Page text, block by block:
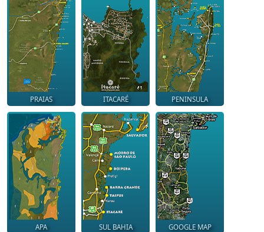
PRAIAS ITACARÉ PENINSULA
APA SUL BAHIA GOOGLE MAP